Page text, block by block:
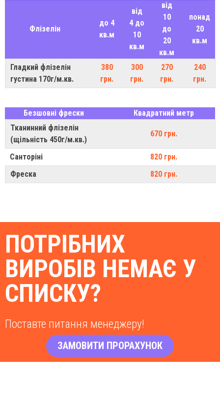
Флізелін
до 4
кв.м
від
4 до
10
кв.м
від
10
до
20
кв.м
понад
20
кв.м
Гладкий флізелін
густина 170г/м.кв.
380
грн.
300
грн.
270
грн.
240
грн.
Безшовні фрески
Квадратний метр
Тканинний флізелін
(щільність 450г/м.кв.)
670 грн.
Санторіні
820 грн.
Фреска
820 грн.
ПОТРІБНИХ
ВИРОБІВ НЕМАЄ У
СПИСКУ?
Поставте питання менеджеру!
ЗАМОВИТИ ПРОРАХУНОК